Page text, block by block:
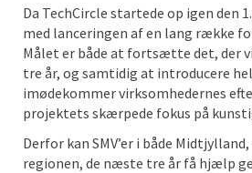
Da TechCircle startede op igen den
med lanceringen af en lang række
Målet er både at fortsætte det, der
tre år, og samtidig at introducere
imødekommer virksomhedernes
projektets skærpede fokus på
Derfor kan SMV’er i både
regionen, de næste tre år få hjælp